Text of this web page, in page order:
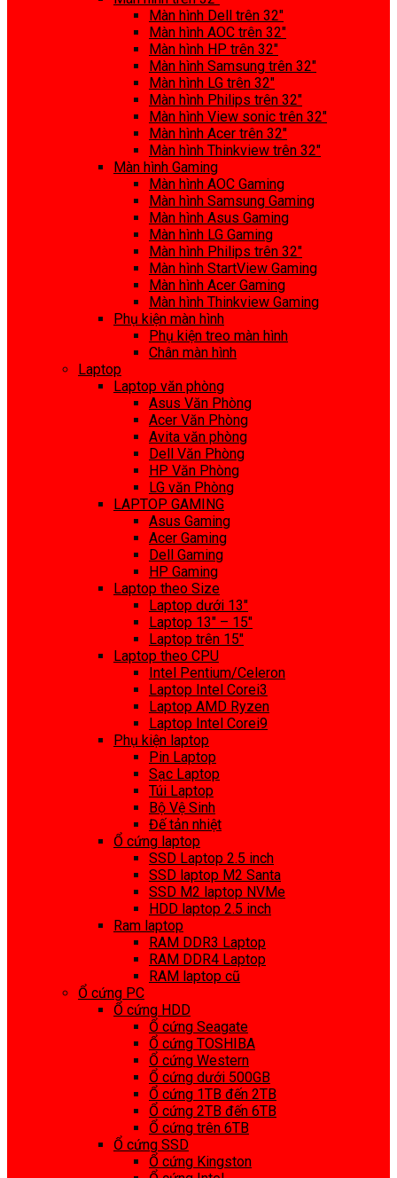
Màn hình Dell trên 32″
Màn hình AOC trên 32″
Màn hình HP trên 32″
Màn hình Samsung trên 32″
Màn hình LG trên 32″
Màn hình Philips trên 32″
Màn hình View sonic trên 32″
Màn hình Acer trên 32″
Màn hình Thinkview trên 32″
Màn hình Gaming
Màn hình AOC Gaming
Màn hình Samsung Gaming
Màn hình Asus Gaming
Màn hình LG Gaming
Màn hình Philips trên 32″
Màn hình StartView Gaming
Màn hình Acer Gaming
Màn hình Thinkview Gaming
Phụ kiện màn hình
Phụ kiện treo màn hình
Chân màn hình
Laptop
Laptop văn phòng
Asus Văn Phòng
Acer Văn Phòng
Avita văn phòng
Dell Văn Phòng
HP Văn Phòng
LG văn Phòng
LAPTOP GAMING
Asus Gaming
Acer Gaming
Dell Gaming
HP Gaming
Laptop theo Size
Laptop dưới 13″
Laptop 13″ – 15″
Laptop trên 15″
Laptop theo CPU
Intel Pentium/Celeron
Laptop Intel Corei3
Laptop AMD Ryzen
Laptop Intel Corei9
Phụ kiện laptop
Pin Laptop
Sạc Laptop
Túi Laptop
Bộ Vệ Sinh
Đế tản nhiệt
Ổ cứng laptop
SSD Laptop 2.5 inch
SSD laptop M2 Santa
SSD M2 laptop NVMe
HDD laptop 2.5 inch
Ram laptop
RAM DDR3 Laptop
RAM DDR4 Laptop
RAM laptop cũ
Ổ cứng PC
Ổ cứng HDD
Ổ cứng Seagate
Ổ cứng TOSHIBA
Ổ cứng Western
Ổ cứng dưới 500GB
Ổ cứng 1TB đến 2TB
Ổ cứng 2TB đến 6TB
Ổ cứng trên 6TB
Ổ cứng SSD
Ổ cứng Kingston